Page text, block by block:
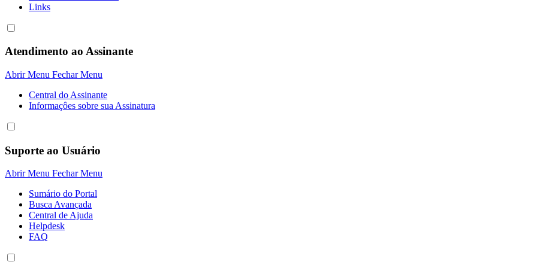
Links
Atendimento ao Assinante
Abrir Menu Fechar Menu
Central do Assinante
Informaçôes sobre sua Assinatura
Suporte ao Usuário
Abrir Menu Fechar Menu
Sumário do Portal
Busca Avançada
Central de Ajuda
Helpdesk
FAQ